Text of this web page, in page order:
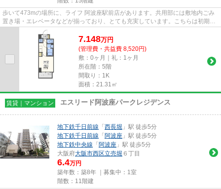
歩いて473mの場所に、ライフ 阿波座駅前店があります。共用部には敷地内ごみ
置き場・エレベータなどが揃っており、とても充実しています。こちらは初期費
用をカードでお支払いいただけ...
7.148万円
(管理費・共益費 8,520円)
敷：0ヶ月｜礼：1ヶ月
所在階：5階
間取り：1K
面積：21.31㎡
賃貸｜マンション エスリード阿波座パークレジデンス
地下鉄千日前線 「 西長堀 」駅 徒歩5分
地下鉄千日前線 「 阿波座 」駅 徒歩5分
地下鉄中央線 「 阿波座 」駅 徒歩5分
大阪府大阪市西区立売堀 ６丁目
6.4万円
築年数：築8年 ｜募集中： 1室
階数：11階建